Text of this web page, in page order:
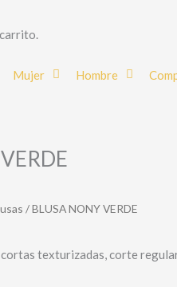
Mujer Hombre
/ BLUSA NONY VERDE
cortas texturizadas, corte